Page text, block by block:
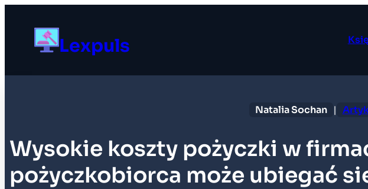
Lexpuls
Natalia Sochan |
Wysokie koszty pożyczki w
pożyczkobiorca może ubiegać